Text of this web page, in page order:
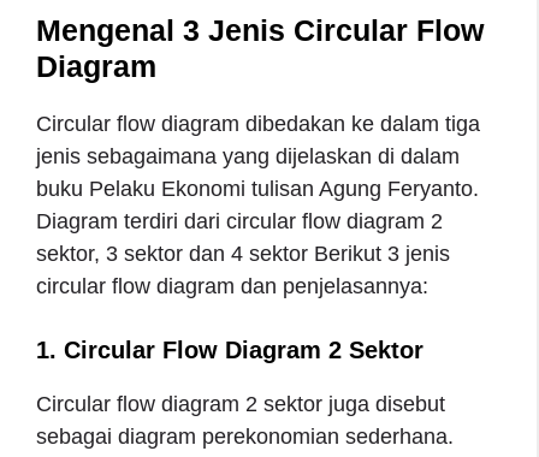
Mengenal 3 Jenis Circular Flow
Diagram
Circular flow diagram dibedakan ke dalam tiga
jenis sebagaimana yang dijelaskan di dalam
buku Pelaku Ekonomi tulisan Agung Feryanto.
Diagram terdiri dari circular flow diagram 2
sektor, 3 sektor dan 4 sektor Berikut 3 jenis
circular flow diagram dan penjelasannya:
1. Circular Flow Diagram 2 Sektor
Circular flow diagram 2 sektor juga disebut
sebagai diagram perekonomian sederhana.